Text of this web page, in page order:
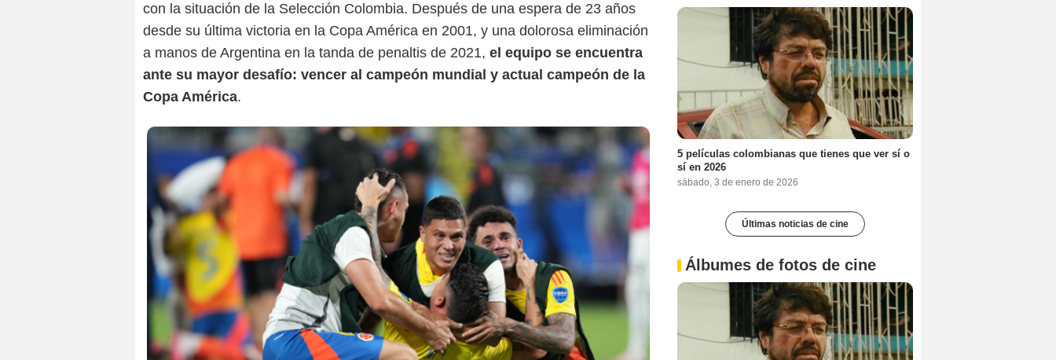
con la situación de la Selección Colombia. Después de una espera de 23 años
desde su última victoria en la Copa América en 2001, y una dolorosa eliminación
a manos de Argentina en la tanda de penaltis de 2021, el equipo se encuentra
ante su mayor desafío: vencer al campeón mundial y actual campeón de la
Copa América.
5 películas colombianas que tienes que ver sí o
sí en 2026
sábado, 3 de enero de 2026
Últimas noticias de cine
Álbumes de fotos de cine